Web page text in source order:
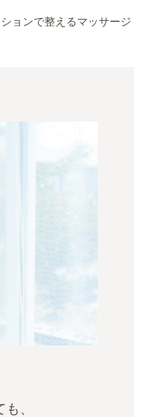
ョンで整えるマッサージ
、